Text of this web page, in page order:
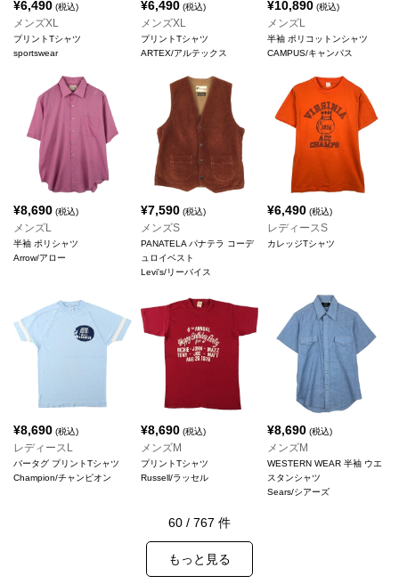
¥6,490 (税込)
メンズXL
プリントTシャツ
sportswear
¥6,490(税込)
メンズXL
プリントTシャツ
ARTEX/アルテックス
¥10,890 (税込)
メンズL
半袖 ポリコットンシャツ
CAMPUS/キャンパス
¥8,690 (税込)
メンズL
半袖 ポリシャツ
Arrow/アロー
¥7,590(税込)
メンズS
PANATELA パナテラ コーデ
ュロイベスト
Levi's/リーバイス
¥6,490 (税込)
レディースS
カレッジTシャツ
¥8,690 (税込)
レディースL
バータグ プリントTシャツ
Champion/チャンピオン
¥8,690(税込)
メンズM
プリントTシャツ
Russell/ラッセル
¥8,690 (税込)
メンズM
WESTERN WEAR 半袖 ウエ
スタンシャツ
Sears/シアーズ
60 / 767 件
もっと見る